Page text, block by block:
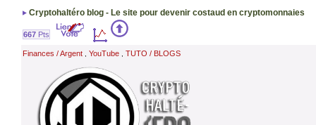
Cryptohaltéro blog - Le site pour devenir costaud en cryptomonnaies
667Pts
Finances / Argent, YouTube, TUTO / BLOGS